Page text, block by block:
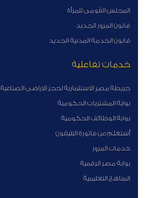
المجلس القومى للمرأة
قانون المرور الجديد
قانون الخدمة المدنية الجديد
خدمات تفاعلية
خريطة مصر الاستثمارية لحجز الاراضى الصناعية
بوابة المشتريات الحكومية
بوابة الوظائف الحكومية
أستعلم عن فاتورة التليفون
خدمات المرور
بوابة مصر الرقمية
المناهج التعليمية